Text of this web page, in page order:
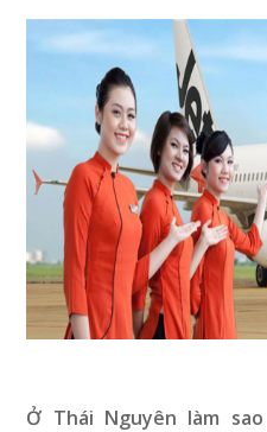
Ở Thái Nguyên làm